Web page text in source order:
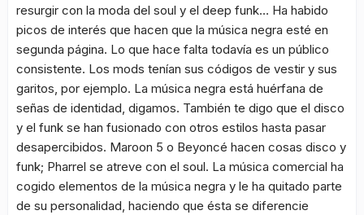
resurgir con la moda del soul y el deep funk… Ha habido
picos de interés que hacen que la música negra esté en
segunda página. Lo que hace falta todavía es un público
consistente. Los mods tenían sus códigos de vestir y sus
garitos, por ejemplo. La música negra está huérfana de
señas de identidad, digamos. También te digo que el disco
y el funk se han fusionado con otros estilos hasta pasar
desapercibidos. Maroon 5 o Beyoncé hacen cosas disco y
funk; Pharrel se atreve con el soul. La música comercial ha
cogido elementos de la música negra y le ha quitado parte
de su personalidad, haciendo que ésta se diferencie